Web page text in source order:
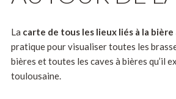
La carte de tous les lieux liés à la bière
pratique pour visualiser toutes les
bières et toutes les caves à bières qu’il
toulousaine.